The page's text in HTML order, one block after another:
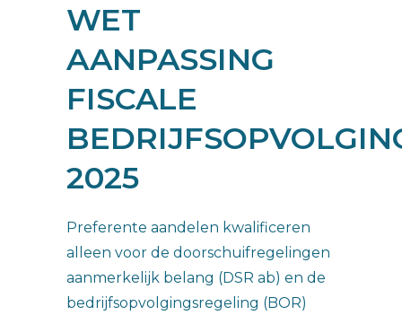
WET
AANPASSING
FISCALE
2025
Preferente aandelen kwalificeren
alleen voor de doorschuifregelingen
aanmerkelijk belang (DSR ab) en de
bedrijfsopvolgingsregeling (BOR)